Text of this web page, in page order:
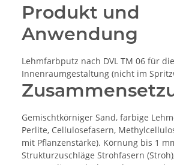
Produkt und
Anwendung
Lehmfarbputz nach DVL TM 06 für die
Innenraumgestaltung (nicht im
Gemischtkörniger Sand, farbige
Perlite, Cellulosefasern,
mit Pflanzenstärke). Körnung bis 1
Strukturzuschläge Strohfasern